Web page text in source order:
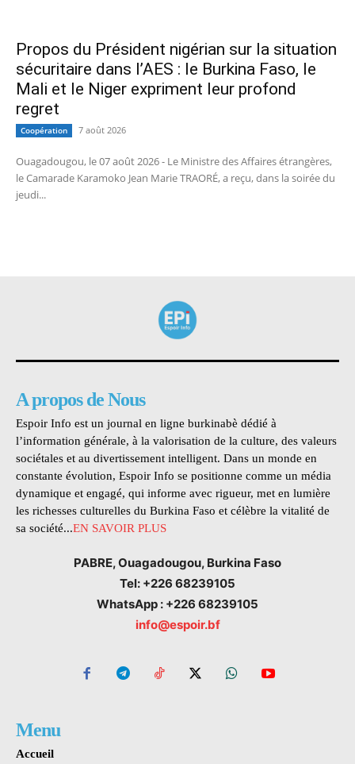
Propos du Président nigérian sur la situation
sécuritaire dans l’AES : le Burkina Faso, le
Mali et le Niger expriment leur profond
regret
Coopération 7 août 2026
Ouagadougou, le 07 août 2026 - Le Ministre des Affaires étrangères,
le Camarade Karamoko Jean Marie TRAORÉ, a reçu, dans la soirée du
jeudi...
A propos de Nous
Espoir Info est un journal en ligne burkinabè dédié à
l’information générale, à la valorisation de la culture, des valeurs
sociétales et au divertissement intelligent. Dans un monde en
constante évolution, Espoir Info se positionne comme un média
dynamique et engagé, qui informe avec rigueur, met en lumière
les richesses culturelles du Burkina Faso et célèbre la vitalité de
sa société...EN SAVOIR PLUS
PABRE, Ouagadougou, Burkina Faso
Tel: +226 68239105
WhatsApp : +226 68239105
info@espoir.bf
Menu
Accueil